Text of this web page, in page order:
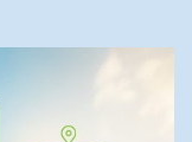
O levantamento
e nível de
2026